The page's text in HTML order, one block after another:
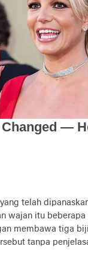
telah
wajan itu beberapa
membawa tiga
tanpa